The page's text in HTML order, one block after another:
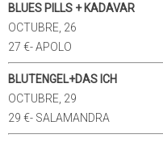
BLUES PILLS + KADAVAR
OCTUBRE, 26
27 €- APOLO
BLUTENGEL+DAS ICH
OCTUBRE, 29
29 €- SALAMANDRA